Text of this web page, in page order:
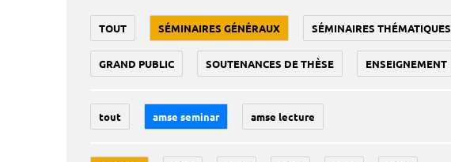
TOUT SÉMINAIRES GÉNÉRAUX SÉMINAIRES THÉMATIQUES
GRAND PUBLIC SOUTENANCES DE THÈSE ENSEIGNEMENT
tout amse seminar amse lecture